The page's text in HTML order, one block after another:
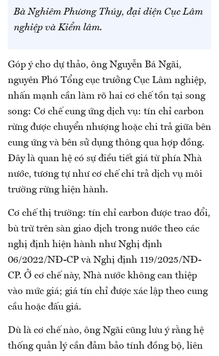
Bà Nghiêm Phương Thúy, đại diện Cục Lâm
nghiệp và Kiểm lâm.
Góp ý cho dự thảo, ông Nguyễn Bá Ngãi,
nguyên Phó Tổng cục trưởng Cục Lâm nghiệp,
nhấn mạnh cần làm rõ hai cơ chế tồn tại song
song: Cơ chế cung ứng dịch vụ: tín chỉ carbon
rừng được chuyển nhượng hoặc chi trả giữa bên
cung ứng và bên sử dụng thông qua hợp đồng.
Đây là quan hệ có sự điều tiết giá từ phía Nhà
nước, tương tự như cơ chế chi trả dịch vụ môi
trường rừng hiện hành.
Cơ chế thị trường: tín chỉ carbon được trao đổi,
bù trừ trên sàn giao dịch trong nước theo các
nghị định hiện hành như Nghị định
06/2022/NĐ-CP và Nghị định 119/2025/NĐ-
CP. Ở cơ chế này, Nhà nước không can thiệp
vào mức giá; giá tín chỉ được xác lập theo cung
cầu hoặc đấu giá.
Dù là cơ chế nào, ông Ngãi cũng lưu ý rằng hệ
thống quản lý cần đảm bảo tính đồng bộ, liên